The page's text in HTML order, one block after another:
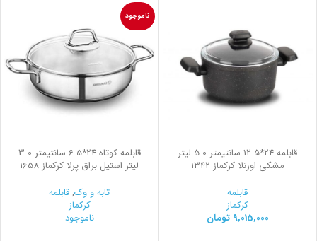
قابلمه 24*12.5 سانتیمتر 5.0 لیتر
مشکی اورنلا کرکماز 1342
قابلمه
کرکماز
9,015,000 تومان
ناموجود
قابلمه کوتاه 24*6.5 سانتیمتر 3.0
لیتر استیل براق پرلا کرکماز 1658
تابه و وک,قابلمه
کرکماز
ناموجود